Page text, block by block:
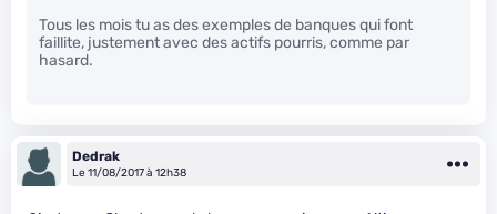
Tous les mois tu as des exemples de banques qui font
faillite, justement avec des actifs pourris, comme par
hasard.
Dedrak
Le 11/08/2017 à 12h38